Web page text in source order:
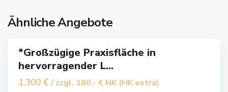
Ähnliche Angebote
a
*Großzügige Praxisfläche in
hervorragender L...
1.300 € / zzgl. 180,- € NK (HK extra)
S
u
d